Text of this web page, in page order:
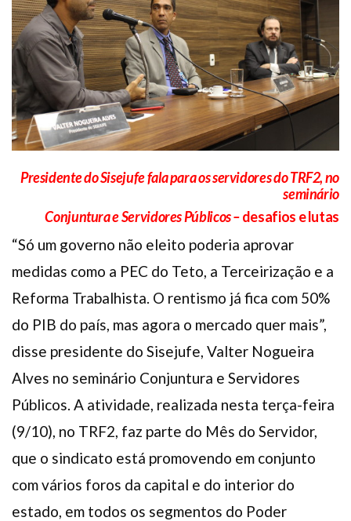
Presidente do Sisejufe fala para os servidores do TRF2, no
seminário
Conjuntura e Servidores Públicos –desafios e lutas
“Só um governo não eleito poderia aprovar
medidas como a PEC do Teto, a Terceirização e a
Reforma Trabalhista. O rentismo já fica com 50%
do PIB do país, mas agora o mercado quer mais”,
disse presidente do Sisejufe, Valter Nogueira
Alves no seminário Conjuntura e Servidores
Públicos. A atividade, realizada nesta terça-feira
(9/10), no TRF2, faz parte do Mês do Servidor,
que o sindicato está promovendo em conjunto
com vários foros da capital e do interior do
estado, em todos os segmentos do Poder
Plano de Saúde
Assistência Funeral
Pós-graduação
FacebookInstagramTwitter YoutubeTikTok Whatsapp